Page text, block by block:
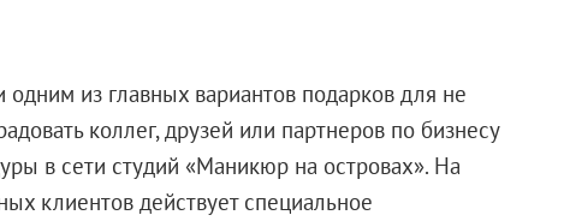
из главных вариантов подарков для не
коллег, друзей или партнеров по бизнесу
в сети студий «Маникюр на островах». На
клиентов действует специальное